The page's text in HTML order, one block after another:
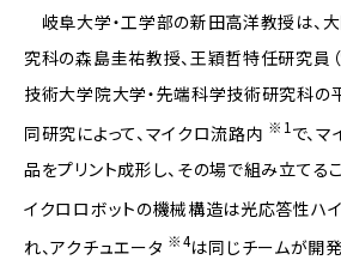
岐阜大学・工学部の新田高洋教授は、
究科の森島圭祐教授、王穎哲特任研究員
技術大学院大学・先端科学技術研究科の
同研究によって、マイクロ流路内 ※1 で、
品をプリント成形し、その場で組み立てる
イクロロボットの機械構造は光応答性ハ
れ、アクチュエータ ※4は同じチームが開